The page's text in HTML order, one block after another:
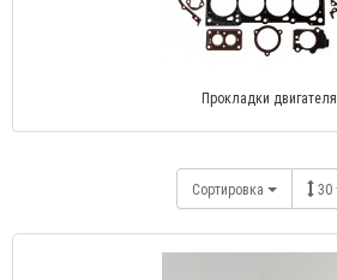
Прокладки двигателя
Сортировка 30